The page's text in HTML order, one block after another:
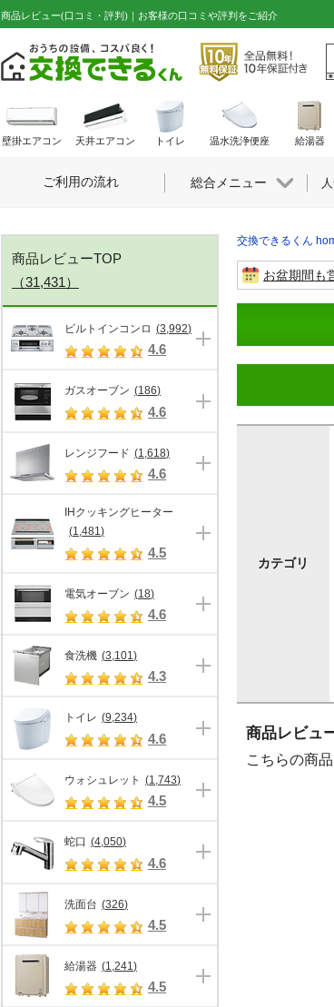
商品レビュー(口コミ・評判)｜お客様の口コミや評判をご紹介
交換できるくん
お盆期間も
カテゴリ
商品レビュ
こちらの商
商品レビューTOP
（31,431）
ビルトインコンロ (3,992)
4.6
ガスオーブン (186)
4.6
レンジフード (1,618)
4.6
IHクッキングヒーター
(1,481)
4.5
電気オーブン (18)
4.6
食洗機 (3,101)
4.3
トイレ (9,234)
4.6
ウォシュレット (1,743)
4.5
蛇口 (4,050)
4.6
洗面台 (326)
4.5
給湯器 (1,241)
4.5
壁掛エアコン 天井エアコン トイレ 温水洗浄便座 給湯器
ご利用の流れ 総合メニュー